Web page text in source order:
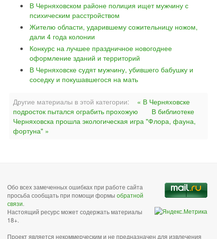
В Черняховском районе полиция ищет мужчину с
психическим расстройством
Жителю области, ударившему сожительницу ножом,
дали 4 года колонии
Конкурс на лучшее праздничное новогоднее
оформление зданий и территорий
В Черняховске судят мужчину, убившего бабушку и
соседку и покушавшегося на мать
Другие материалы в этой категории:
« В Черняховске
подросток пытался ограбить прохожую
В библиотеке
Черняховска прошла экологическая игра "Флора, фауна,
фортуна" »
Обо всех замеченных ошибках при работе сайта
просьба сообщать при помощи формы обратной
связи.
Настоящий ресурс может содержать материалы
18+.
Проект является некоммерческим и не предназначен для извлечения